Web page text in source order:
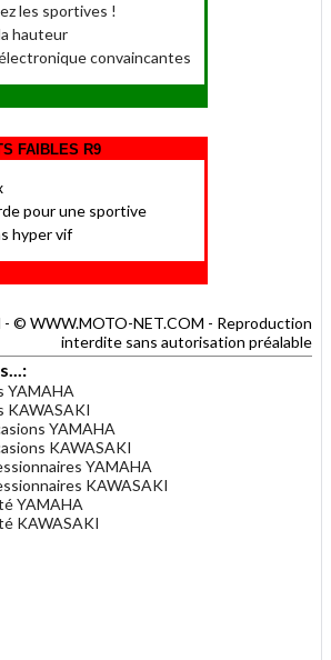
les sportives !
hauteur
convaincantes
FAIBLES R9
pour une sportive
hyper vif
- © WWW.MOTO-NET.COM - Reproduction
interdite sans autorisation préalable
YAMAHA
KAWASAKI
YAMAHA
KAWASAKI
YAMAHA
KAWASAKI
YAMAHA
KAWASAKI